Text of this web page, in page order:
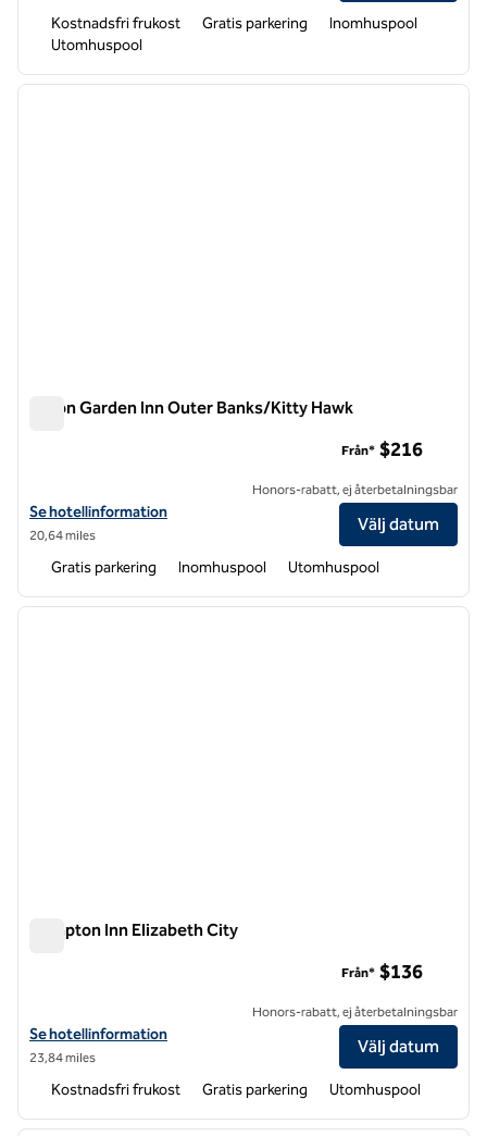
Kostnadsfri frukost Gratis parkering
Inomhuspool
Utomhuspool
1 av 12
nästa
Hilton Garden Inn Outer Banks/Kitty Hawk
Visa hotelluppgifter för Hilton Garden Inn Outer Banks/Kitty Hawk
Se hotellinformation
20,64 miles
Från* $216
Honors-rabatt, ej återbetalningsbar
Välj datum
Gratis parkering Inomhuspool Utomhuspool
1 av 12
nästa
Hampton Inn Elizabeth City
Visa hotelluppgifter för Hampton Inn Elizabeth City
Se hotellinformation
23,84 miles
Från* $136
Honors-rabatt, ej återbetalningsbar
Välj datum
Kostnadsfri frukost Gratis parkering Utomhuspool